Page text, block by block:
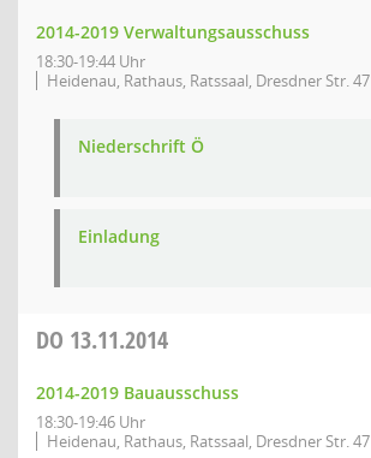
2014-2019 Verwaltungsausschuss
18:30-19:44 Uhr
Heidenau, Rathaus, Ratssaal, Dresdner Str. 47
Niederschrift Ö
Einladung
DO 13.11.2014
2014-2019 Bauausschuss
18:30-19:46 Uhr
Heidenau, Rathaus, Ratssaal, Dresdner Str. 47